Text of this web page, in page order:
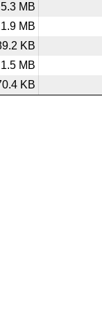
5.3 MB
1.9 MB
KB
1.5 MB
KB